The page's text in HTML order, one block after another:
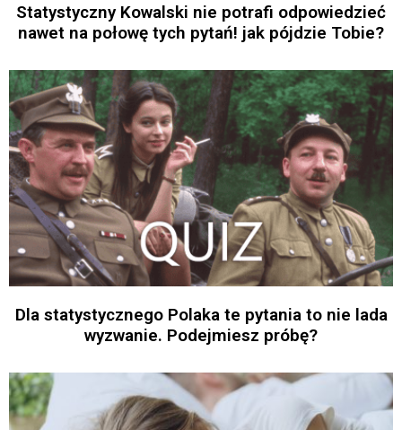
Statystyczny Kowalski nie potrafi odpowiedzieć
nawet na połowę tych pytań! jak pójdzie Tobie?
Dla statystycznego Polaka te pytania to nie lada
wyzwanie. Podejmiesz próbę?